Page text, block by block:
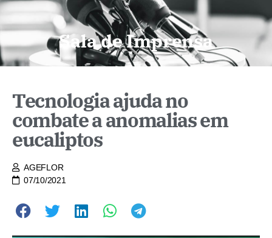
Sala de Imprensa
Tecnologia ajuda no
combate a anomalias em
eucaliptos
AGEFLOR
07/10/2021